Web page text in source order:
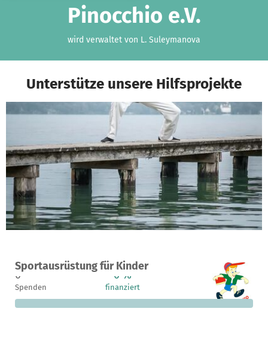
Pinocchio e.V.
wird verwaltet von L. Suleymanova
Unterstütze unsere Hilfsprojekte
Sportausrüstung für Kinder
Ein Projekt in Düsseldorf, Deutschland
0
Spenden
0 %
finanziert
4.640 €
fehlen noch